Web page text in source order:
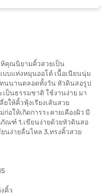
ห้คุณนิยามคิ้วสวยเป็น
บแท่งหมุนออโต้ เนื้อเนียนนุ่ม
นนานตลอดทั้งวัน หัวดินสอรูป
ป็นธรรมชาติ ใช้งานง่าย มา
ให้คิ้วฟุ้งเรียงเส้นสวย
อให้เกิดการระคายเคืองผิว มี
ณฑ์ 1.เขียนง่ายด้วยหัวดินสอ
นง่ายลื่นไหล 3.ทรงคิ้วสวย
คิ้ว